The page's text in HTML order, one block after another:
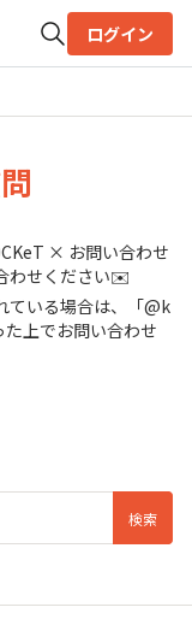
ログイン
× お問い合わせ
わせください✉️
ている場合は、「@k
上でお問い合わせ